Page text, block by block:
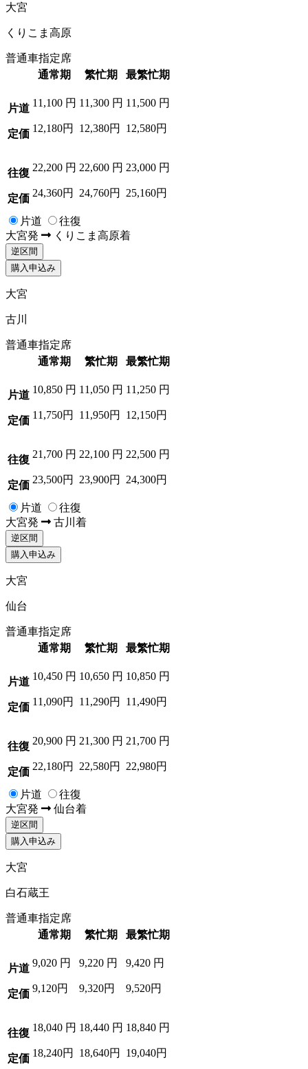
大宮
くりこま高原
普通車指定席
通常期
繁忙期 最繁忙期
片道
定価
11,100 円
12,180円
11,300 円
12,380円
11,500 円
12,580円
往復
定価
22,200 円
24,360円
22,600 円
24,760円
23,000 円
25,160円
片道
往復
大宮発 くりこま高原着
逆区間
購入申込み
大宮
古川
普通車指定席
通常期
繁忙期 最繁忙期
片道
定価
10,850 円
11,750円
11,050 円
11,950円
11,250 円
12,150円
往復
定価
21,700 円
23,500円
22,100 円
23,900円
22,500 円
24,300円
片道
往復
大宮発 古川 着
逆区間
購入申込み
大宮
仙台
普通車指定席
通常期
繁忙期 最繁忙期
片道
定価
10,450 円
11,090円
10,650 円
11,290円
10,850 円
11,490円
往復
定価
20,900 円
22,180円
21,300 円
22,580円
21,700 円
22,980円
片道
往復
大宮発 仙台着
逆区間
購入申込み
大宮
白石蔵王
普通車指定席
通常期
繁忙期 最繁忙期
片道
定価
9,020 円
9,120円
9,220 円
9,320円
9,420 円
9,520円
往復
定価
18,040 円
18,240円
18,440 円
18,640円
18,840 円
19,040円